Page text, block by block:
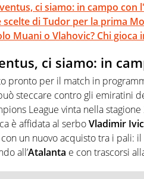
ci siamo: in campo con
scelte di Tudor per la prima
Muani o Vlahovic? Chi gioca
ci siamo: in
pronto per il match in
steccare contro gli emiratini
League vinta nella
è affidata al serboVladimir Ivic
un nuovo acquisto tra i pali:
all’Atalanta e con trascorsi